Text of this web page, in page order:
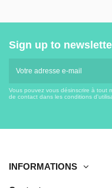
Sign up to
Vous pouvez vous désinscrire à tout
de contact dans les conditions
INFORMATIONS